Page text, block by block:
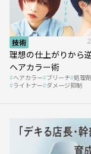
技術
理想の仕上がりから
ヘアカラー術
ヘアカラー ブリーチ 処理剤
ライトナー ダメージ抑制